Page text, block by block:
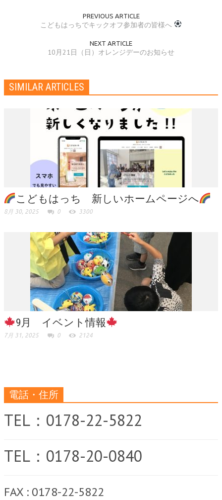
PREVIOUS ARTICLE
こどもはっちでキックオフ参加者の皆様へ
NEXT ARTICLE
10月21日（日）オレンジデーのお知らせ
SIMILAR ARTICLES
こどもはっち 新しいホームページへ
8月 30, 2025 0 3300
9月 イベント情報
7月 31, 2025 0 2124
電話・住所
TEL：0178-22-5822
TEL：0178-20-0840
FAX : 0178-22-5822